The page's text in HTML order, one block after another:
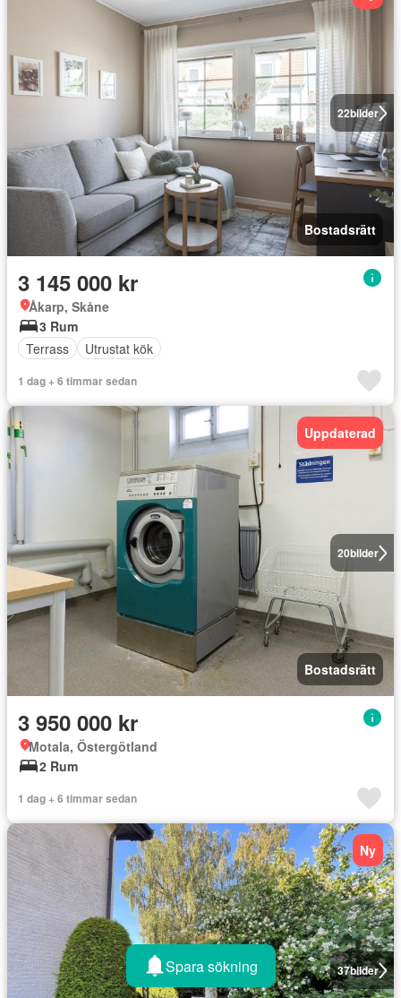
22bilder
Bostadsrätt
3 145 000 kr
Åkarp, Skåne
3 Rum
Terrass
Utrustat kök
1 dag + 6 timmar sedan
20bilder
Uppdaterad
Bostadsrätt
3 950 000 kr
Motala, Östergötland
2 Rum
1 dag + 6 timmar sedan
37bilder
Ny
Spara sökning